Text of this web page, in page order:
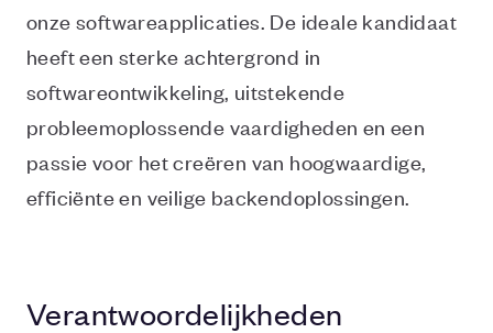
onze softwareapplicaties. De ideale kandidaat
heeft een sterke achtergrond in
softwareontwikkeling, uitstekende
probleemoplossende vaardigheden en een
passie voor het creëren van hoogwaardige,
efficiënte en veilige backendoplossingen.
Verantwoordelijkheden